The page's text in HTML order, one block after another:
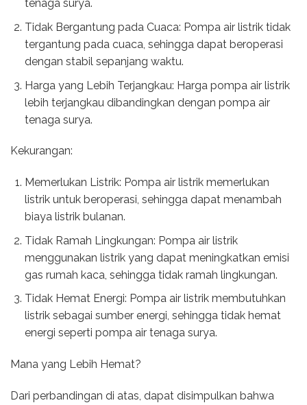
tenaga surya.
Tidak Bergantung pada Cuaca: Pompa air listrik tidak
tergantung pada cuaca, sehingga dapat beroperasi
dengan stabil sepanjang waktu.
Harga yang Lebih Terjangkau: Harga pompa air listrik
lebih terjangkau dibandingkan dengan pompa air
tenaga surya.
Kekurangan:
Memerlukan Listrik: Pompa air listrik memerlukan
listrik untuk beroperasi, sehingga dapat menambah
biaya listrik bulanan.
Tidak Ramah Lingkungan: Pompa air listrik
menggunakan listrik yang dapat meningkatkan emisi
gas rumah kaca, sehingga tidak ramah lingkungan.
Tidak Hemat Energi: Pompa air listrik membutuhkan
listrik sebagai sumber energi, sehingga tidak hemat
energi seperti pompa air tenaga surya.
Mana yang Lebih Hemat?
Dari perbandingan di atas, dapat disimpulkan bahwa